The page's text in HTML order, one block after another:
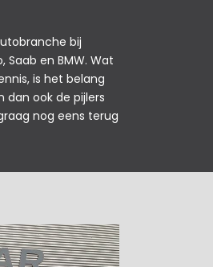
bij
en BMW. Wat
is het belang
dan ook de pijlers
nog eens terug